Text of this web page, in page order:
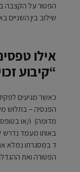
הפטור על הקצבה
שילוב בין השניים
אילו
“קיבוע
כאשר מגיעים
הפנסיה – בתלוש
מדומה) ו/או בטופס 161 אם מדובר בפרישה מוחלטת
ד במסגרתו נמלא
הפטורה ואת